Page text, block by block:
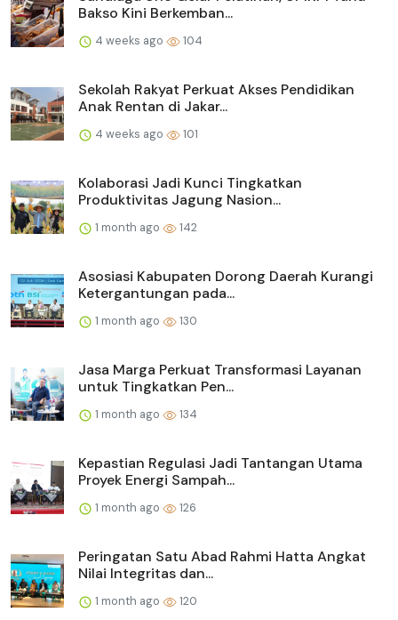
Bakso Kini Berkemban...
4 weeks ago 104
Sekolah Rakyat Perkuat Akses Pendidikan
Anak Rentan di Jakar...
4 weeks ago 101
Kolaborasi Jadi Kunci Tingkatkan
Produktivitas Jagung Nasion...
1 month ago 142
Asosiasi Kabupaten Dorong Daerah Kurangi
Ketergantungan pada...
1 month ago 130
Jasa Marga Perkuat Transformasi Layanan
untuk Tingkatkan Pen...
1 month ago 134
Kepastian Regulasi Jadi Tantangan Utama
Proyek Energi Sampah...
1 month ago 126
Peringatan Satu Abad Rahmi Hatta Angkat
Nilai Integritas dan...
1 month ago 120